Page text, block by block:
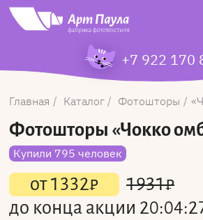
+7 922 170
Главная Каталог Фотошторы
Фотошторы «Чокко
Купили 795 человек
от1332₽ 1931₽
до конца акции